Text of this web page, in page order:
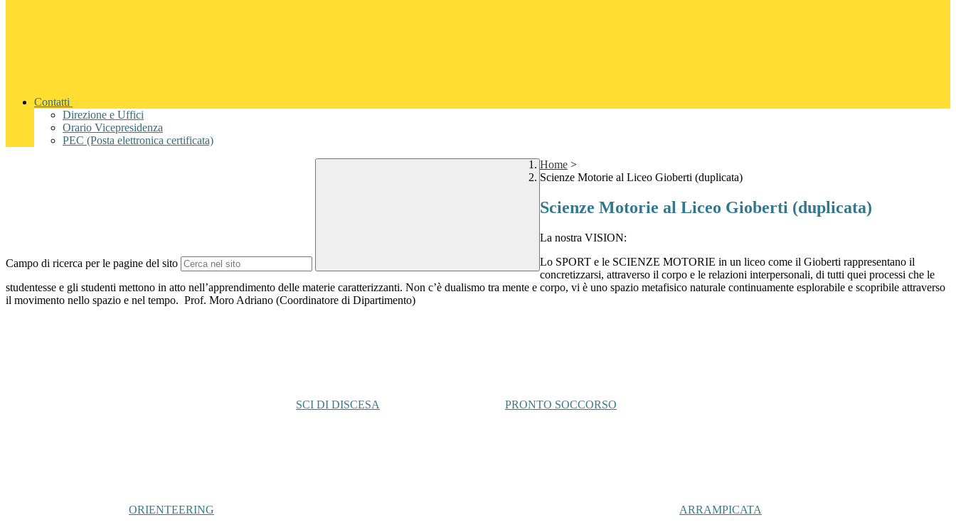
Contatti
Direzione e Uffici
Orario Vicepresidenza
PEC (Posta elettronica certificata)
Campo di ricerca per le pagine del sito
Home >
Scienze Motorie al Liceo Gioberti (duplicata)
Scienze Motorie al Liceo Gioberti (duplicata)
La nostra VISION:
Lo SPORT e le SCIENZE MOTORIE in un liceo come il Gioberti rappresentano il
concretizzarsi, attraverso il corpo e le relazioni interpersonali, di tutti quei processi che le
studentesse e gli studenti mettono in atto nell’apprendimento delle materie caratterizzanti. Non c’è dualismo tra mente e corpo, vi è uno spazio metafisico naturale continuamente esplorabile e scopribile attraverso
il movimento nello spazio e nel tempo. Prof. Moro Adriano (Coordinatore di Dipartimento)
SCI DI DISCESA PRONTO SOCCORSO
ORIENTEERING ARRAMPICATA